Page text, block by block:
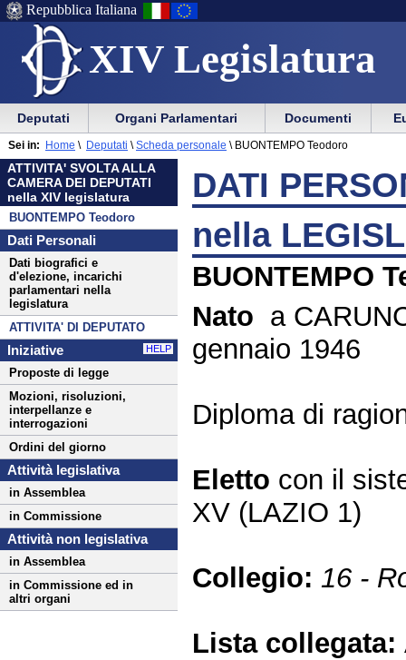
XIV Legislatura
Menu
di
ausilio
alla
navigazione
Vai
Menu
di
navigazione
principale
Repubblica Italiana
Menu
di
navigazione
principale
Vai
menu
di
sezione
Deputati Organi Parlamentari Documenti
ATTIVITA' SVOLTA ALLA
CAMERA DEI DEPUTATI
nella XIV legislatura
BUONTEMPO Teodoro
Dati Personali
Dati biografici e
d'elezione, incarichi
parlamentari nella
legislatura
ATTIVITA' DI DEPUTATO
Iniziative HELP
Proposte di legge
Mozioni, risoluzioni,
interpellanze e
interrogazioni
Ordini del giorno
Attività legislativa
in Assemblea
in Commissione
Attività non legislativa
in Assemblea
in Commissione ed in
altri organi
Sei in: Home \ Deputati \ Scheda personale \ BUONTEMPO Teodoro
DATI
nella
BUONTEMPO
Nato a
gennaio 1946
Diploma di
Eletto con il
XV (LAZIO 1)
Collegio: 16 -
Lista collegata: